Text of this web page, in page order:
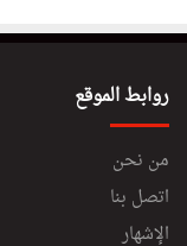
روابط الموقع
من نحن
اتصل بنا
الإشهار